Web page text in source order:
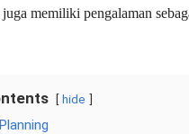
memiliki pengalaman
hide